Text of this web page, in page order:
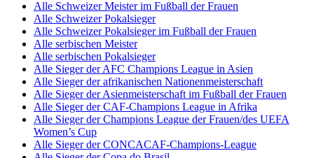
Alle Schweizer Meister im Fußball der Frauen
Alle Schweizer Pokalsieger
Alle Schweizer Pokalsieger im Fußball der Frauen
Alle serbischen Meister
Alle serbischen Pokalsieger
Alle Sieger der AFC Champions League in Asien
Alle Sieger der afrikanischen Nationenmeisterschaft
Alle Sieger der Asienmeisterschaft im Fußball der Frauen
Alle Sieger der CAF-Champions League in Afrika
Alle Sieger der Champions League der Frauen/des UEFA
Women’s Cup
Alle Sieger der CONCACAF-Champions-League